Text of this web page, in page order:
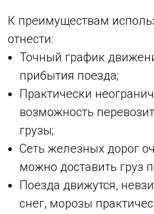
К преимуществам
отнести:
Точный график
прибытия поезда;
Практически
возможность
грузы;
Сеть железных дорог
можно доставить груз
Поезда движутся,
снег, морозы